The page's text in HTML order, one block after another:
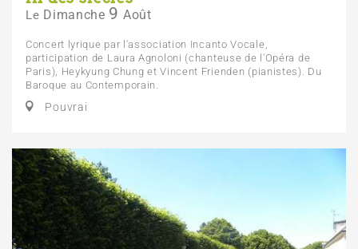
Le Dimanche 9 Août
Concert lyrique par l'association Incanto Vocale,
participation de Laura Agnoloni (chanteuse de l'Opéra de
Paris), Heykyung Chung et Vincent Frienden (pianistes). Du
Baroque au Contemporain.
Pouvrai